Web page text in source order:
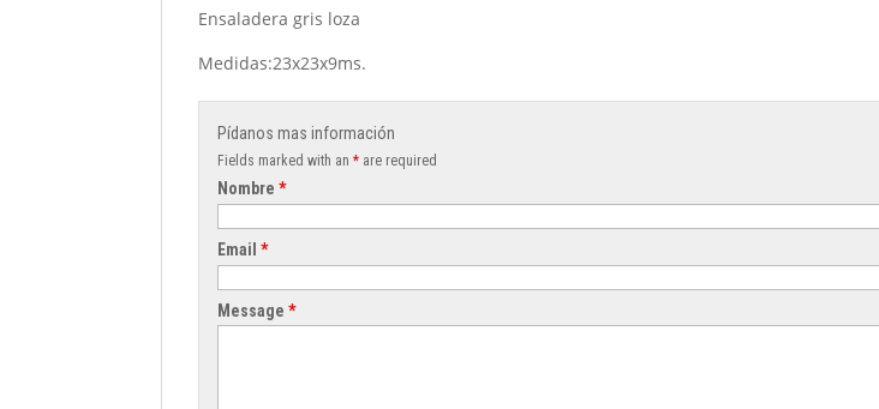
Ensaladera gris loza
Medidas:23x23x9ms.
Pídanos mas información
Fields marked with an* are required
Nombre*
Email*
Message*